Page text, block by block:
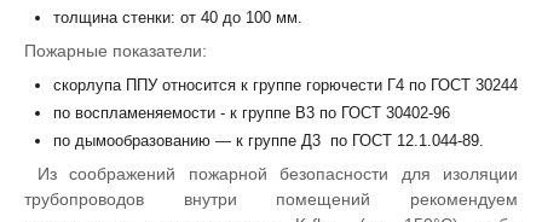
толщина стенки: от 40 до 100 мм.
Пожарные показатели:
скорлупа ППУ относится к группе горючести Г4 по ГОСТ 30244
по воспламеняемости - к группе В3 по ГОСТ 30402-96
по дымообразованию — к группе Д3 по ГОСТ 12.1.044-89.
Из соображений пожарной безопасности для изоляции
трубопроводов внутри помещений рекомендуем